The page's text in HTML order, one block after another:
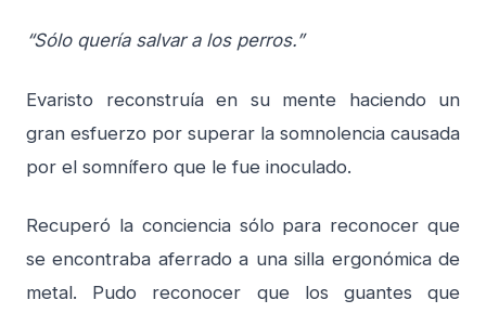
“Sólo quería salvar a los perros.”
Evaristo reconstruía en su mente haciendo un
gran esfuerzo por superar la somnolencia causada
por el somnífero que le fue inoculado.
Recuperó la conciencia sólo para reconocer que
se encontraba aferrado a una silla ergonómica de
metal. Pudo reconocer que los guantes que